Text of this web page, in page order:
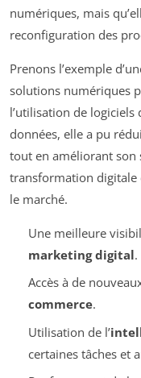
numériques, mais
reconfiguration des
Prenons l’exemple
solutions numériques
l’utilisation de logiciels
données, elle a pu
tout en améliorant son
transformation digitale
le marché.
Une meilleure
marketing digital.
Accès à de
commerce.
Utilisation de l’
certaines tâches et